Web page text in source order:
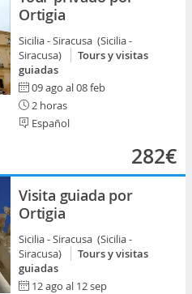
Ortigia
Sicilia - Siracusa (Sicilia -
Siracusa)
Tours y visitas
guiadas
09 ago al 08 feb
2 horas
Español
282€
Visita guiada por
Ortigia
Sicilia - Siracusa (Sicilia -
Siracusa)
Tours y visitas
guiadas
12 ago al 12 sep